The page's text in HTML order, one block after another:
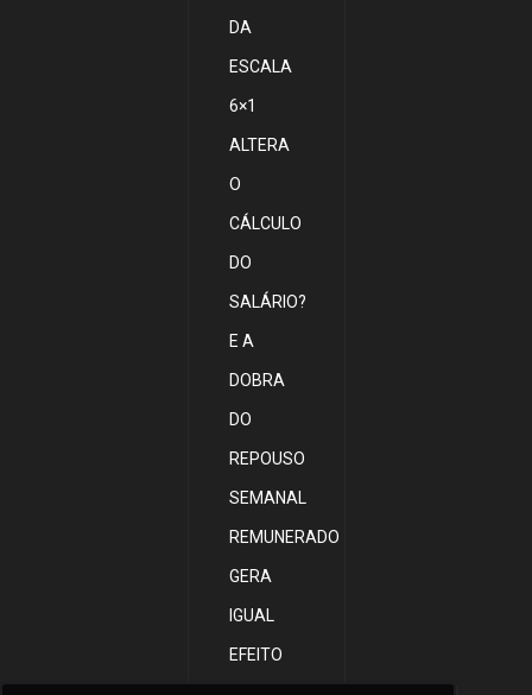
DA
ESCALA
6×1
ALTERA
O
CÁLCULO
DO
SALÁRIO?
E A
DOBRA
DO
REPOUSO
SEMANAL
REMUNERADO
GERA
IGUAL
EFEITO